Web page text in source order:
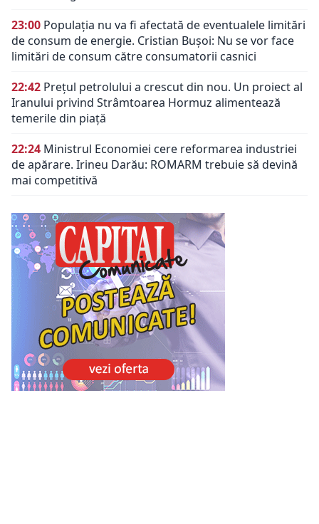
23:00 Populația nu va fi afectată de eventualele limitări
de consum de energie. Cristian Bușoi: Nu se vor face
limitări de consum către consumatorii casnici
22:42 Prețul petrolului a crescut din nou. Un proiect al
Iranului privind Strâmtoarea Hormuz alimentează
temerile din piață
22:24 Ministrul Economiei cere reformarea industriei
de apărare. Irineu Darău: ROMARM trebuie să devină
mai competitivă